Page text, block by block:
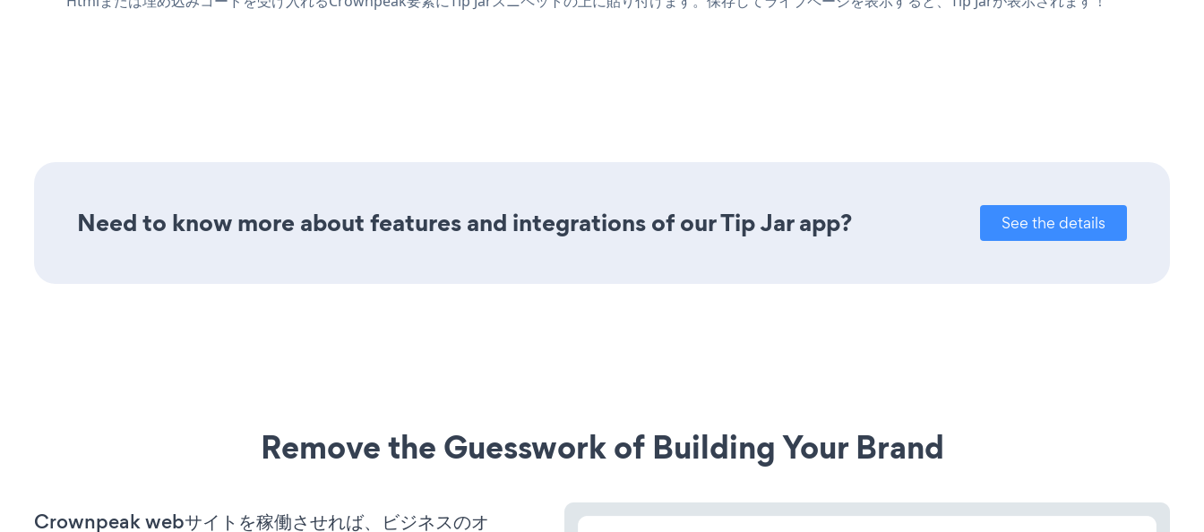
Need to know more about features and integrations of our Tip Jar app? See the details
Remove the Guesswork of Building Your Brand
Crownpeak webサイトを稼働させれば、ビジネスのオ